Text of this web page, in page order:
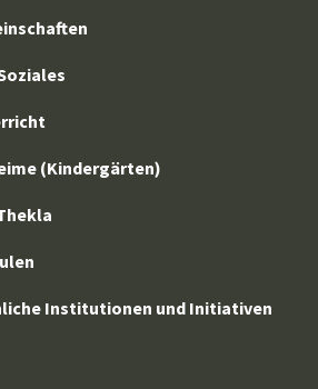
(Kindergärten)
Institutionen und Initiativen